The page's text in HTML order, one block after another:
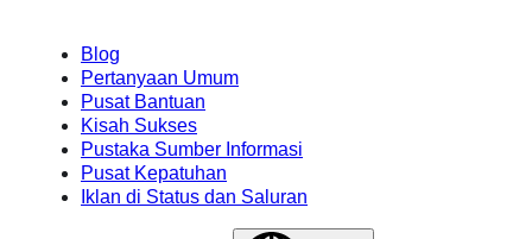
Blog
Pertanyaan Umum
Pusat Bantuan
Kisah Sukses
Pustaka Sumber Informasi
Pusat Kepatuhan
Iklan di Status dan Saluran